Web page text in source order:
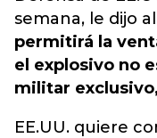
semana, le dijo
permitirá la
el explosivo no
militar
EE.UU. quiere